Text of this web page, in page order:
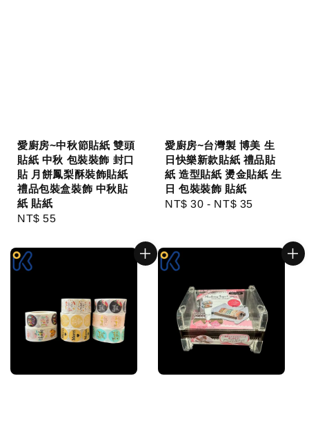
愛廚房~中秋節貼紙 雙頭
貼紙 中秋 包裝裝飾 封口
貼 月餅鳳梨酥裝飾貼紙
禮品包裝盒裝飾 中秋貼
紙 貼紙
Regular
NT$ 55
愛廚房~台灣製 博美 生
日快樂新款貼紙 禮品貼
紙 造型貼紙 燙金貼紙 生
日 包裝裝飾 貼紙
Regular
NT$ 30 - NT$ 35